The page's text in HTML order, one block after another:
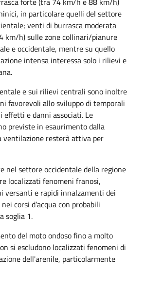
in particolare quelli del settore
venti di burrasca moderata
km/h) sulle zone collinari/pianure
e occidentale, mentre su quello
intensa interessa solo i rilievi e
e sui rilievi centrali sono inoltre
favorevoli allo sviluppo di temporali
effetti e danni associati. Le
previste in esaurimento dalla
ventilazione resterà attiva per
nel settore occidentale della regione
localizzati fenomeni franosi,
versanti e rapidi innalzamenti dei
corsi d’acqua con probabili
soglia 1.
del moto ondoso fino a molto
si escludono localizzati fenomeni di
dell'arenile, particolarmente